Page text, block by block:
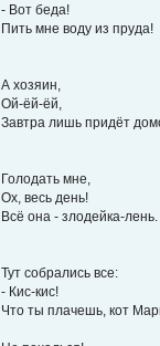
- Вот беда!
Пить мне воду из пруда!
А хозяин,
Ой-ёй-ёй,
Завтра лишь придёт
Голодать мне,
Ох, весь день!
Всё она - злодейка-лень.
Тут собрались все:
- Кис-кис!
Что ты плачешь, кот